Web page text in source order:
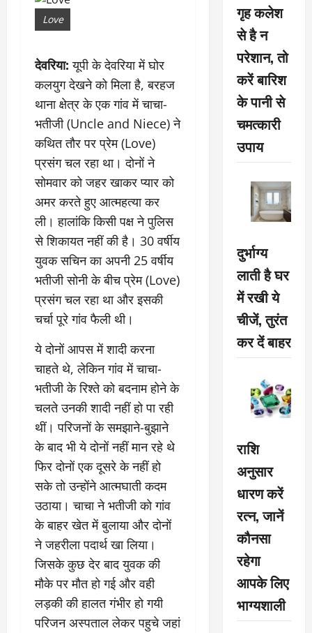
Love
देवरिया: यूपी के देवरिया में घोर
कलयुग देखने को मिला है, बरहज
थाना क्षेत्र के एक गांव में चाचा-
भतीजी (Uncle and Niece) ने
कथित तौर पर प्रेम (Love)
प्रसंग चल रहा था। दोनों ने
सोमवार को जहर खाकर प्यार को
अमर करते हुए आत्महत्या कर
ली। हालांकि किसी पक्ष ने पुलिस
से शिकायत नहीं की है। 30 वर्षीय
युवक सचिन का अपनी 25 वर्षीय
भतीजी सोनी के बीच प्रेम (Love)
प्रसंग चल रहा था और इसकी
चर्चा पूरे गांव फैली थी।
ये दोनों आपस में शादी करना
चाहते थे, लेकिन गांव में चाचा-
भतीजी के रिश्ते को बदनाम होने के
चलते उनकी शादी नहीं हो पा रही
थीं। परिजनों के समझाने-बुझाने
के बाद भी ये दोनों नहीं मान रहे थे
फिर दोनों एक दूसरे के नहीं हो
सके तो उन्होंने आत्मघाती कदम
उठाया। चाचा ने भतीजी को गांव
के बाहर खेत में बुलाया और दोनों
ने जहरीला पदार्थ खा लिया।
जिसके कुछ देर बाद युवक की
मौके पर मौत हो गई और वही
लड़की की हालत गंभीर हो गयी
परिजन अस्पताल लेकर पहुचे जहां
गृह कलेश
से है न
परेशान, तो
करें बारिश
के पानी से
चमत्कारी
उपाय
दुर्भाग्य
लाती है घर
में रखी ये
चीजें, तुरंत
कर दें बाहर
राशि
अनुसार
धारण करें
रत्न, जानें
कौनसा
रहेगा
आपके लिए
भाग्यशाली